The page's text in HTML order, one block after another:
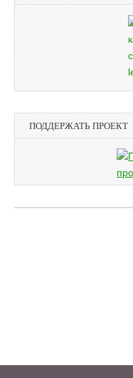
ПОДДЕРЖАТЬ ПРОЕКТ